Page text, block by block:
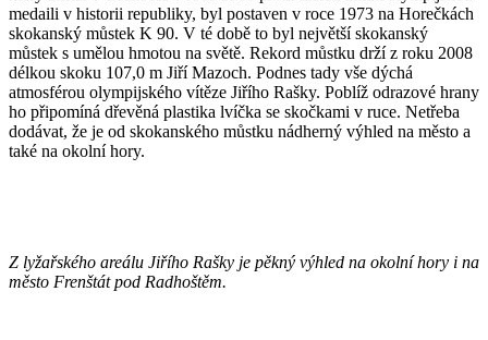
medaili v historii republiky, byl postaven v roce 1973 na Horečkách
skokanský můstek K 90. V té době to byl největší skokanský
můstek s umělou hmotou na světě. Rekord můstku drží z roku 2008
délkou skoku 107,0 m Jiří Mazoch. Podnes tady vše dýchá
atmosférou olympijského vítěze Jiřího Rašky. Poblíž odrazové hrany
ho připomíná dřevěná plastika lvíčka se skočkami v ruce. Netřeba
dodávat, že je od skokanského můstku nádherný výhled na město a
také na okolní hory.
Z lyžařského areálu Jiřího Rašky je pěkný výhled na okolní hory i na
město Frenštát pod Radhoštěm.